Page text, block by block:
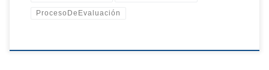
ProcesoDeEvaluación